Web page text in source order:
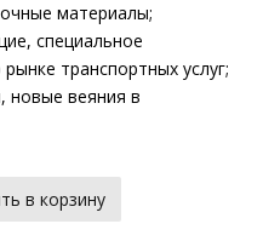
материалы;
специальное
транспортных услуг;
новые веяния в